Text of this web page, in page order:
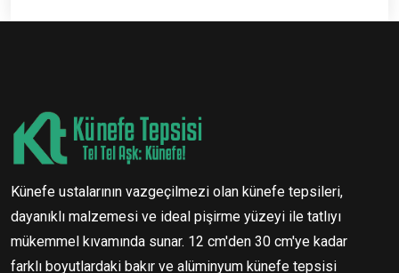
Künefe ustalarının vazgeçilmezi olan künefe tepsileri,
dayanıklı malzemesi ve ideal pişirme yüzeyi ile tatlıyı
mükemmel kıvamında sunar. 12 cm'den 30 cm'ye kadar
farklı boyutlardaki bakır ve alüminyum künefe tepsisi